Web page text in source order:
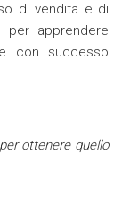
di vendita e di
per apprendere
con successo
ottenere quello